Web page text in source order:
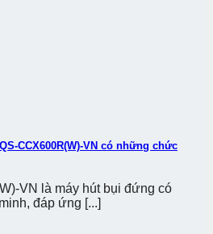
CCX600R(W)-VN có những chức
VN là máy hút bụi đứng có
đáp ứng [...]